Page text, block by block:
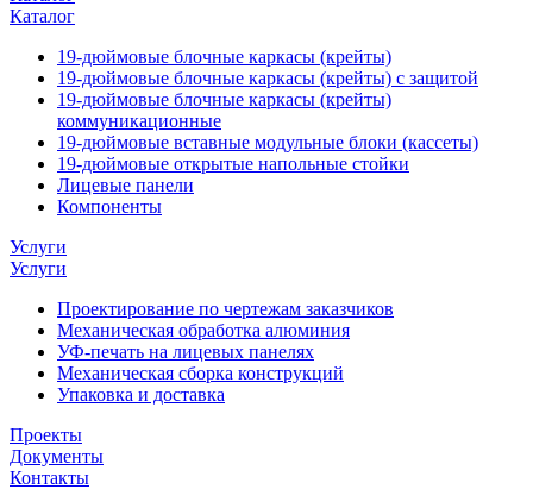
Каталог
19-дюймовые блочные каркасы (крейты)
19-дюймовые блочные каркасы (крейты) с защитой
19-дюймовые блочные каркасы (крейты)
коммуникационные
19-дюймовые вставные модульные блоки (кассеты)
19-дюймовые открытые напольные стойки
Лицевые панели
Компоненты
Услуги
Услуги
Проектирование по чертежам заказчиков
Механическая обработка алюминия
УФ-печать на лицевых панелях
Механическая сборка конструкций
Упаковка и доставка
Проекты
Документы
Контакты